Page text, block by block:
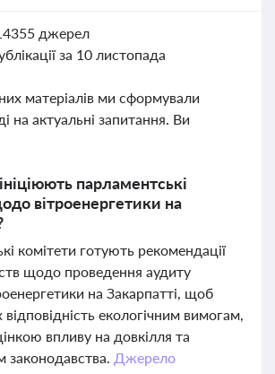
джерел
за 10 листопада
матеріалів ми сформували
на актуальні запитання. Ви
парламентські
вітроенергетики на
комітети готують рекомендації
щодо проведення аудиту
на Закарпатті, щоб
відповідність екологічним вимогам,
впливу на довкілля та
законодавства. Джерело